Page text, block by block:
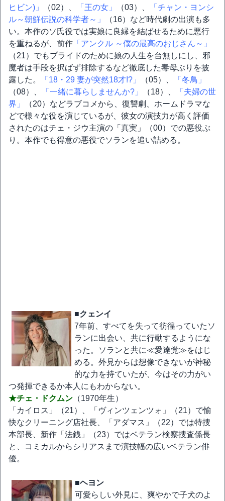
ヒビン)」
（02）、 「王の女」 （03）、
「チャン・ヨンシ
ル～朝鮮伝説の科学者～」
（16）など時代劇の出演も多
い。本作のソ氏役では実娘に良縁を結ばせるために悪行
を重ねるが、前作 「アンクル ～僕の最高のおじさん～」
（21）でもプライドのために娘の人生を台無しにし、邪
魔者は手段を択ばず排除するなど徹底した毒母ぶりを披
露した。
「18・29 妻が突然18才!?」 （05）、
「冬鳥」
（08）、
「一緒に暮らしませんか?」 （18）、
「夫婦の世
界」
（20）などラブコメから、復讐劇、ホームドラマな
どで様々な役を演じているが、彼女の演技力が高く評価
されたのはチェ・ジウ主演の「真実」（00）での悪役ぶ
り。本作でも得意の悪役でソランを追い詰める。
■クェンイ
7年前、すべてを失って彷徨っていたソ
ランに出会い、共に行動するようにな
った。ソランと共に≪愛達党≫をはじ
める。外見からは想像できないが神秘
的な力を持ていたが、今はその力がい
つ発揮できるか本人にもわからない。
★チェ・ドクムン （1970年生）
「カイロス」（21）、「ヴィンツェンツォ」（21）で愉
快なクリーニング店社長、「アダマス」（22）では特捜
本部長、新作「法銭」（23）ではベテラン検察捜査係長
と、コミカルからシリアスまで演技幅の広いベテラン俳
優。
■ヘヨン
可愛らしい外見に、爽やかで子犬のよ